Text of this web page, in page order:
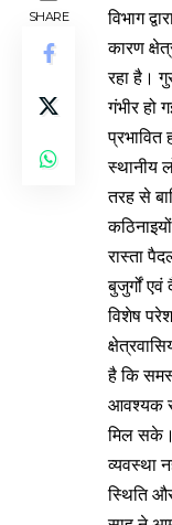
SHARE
विभाग
कारण
रहा है।
गंभीर हो
प्रभावित
स्थानीय
तरह से
रास्ता
बुजुर्गों
विशेष
है कि
आवश्यक
मिल सके।
व्यवस्था
स्थिति